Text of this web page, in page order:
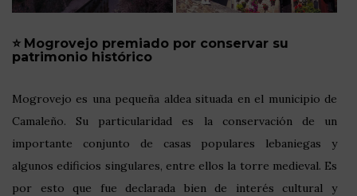
⭐ Mogrovejo premiado por conservar su
patrimonio histórico
Mogrovejo es una pequeña aldea situada en el municipio de
Camaleño. Su particularidad es la conservación de un
importante conjunto de casas populares lebaniegas y
algunos edificios singulares, entre ellos la torre medieval. Es
por esto que fue declarada bien de interés cultural y